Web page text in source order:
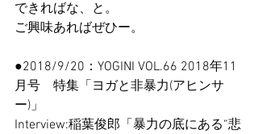
できればな、と。
ご興味あればぜひー。
●2018/9/20：YOGINI VOL.66 2018年11
月号　特集「ヨガと非暴力(アヒンサ
ー)」
Interview:稲葉俊郎「暴力の底にある“悲